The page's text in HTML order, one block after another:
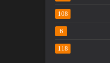
108
6
118